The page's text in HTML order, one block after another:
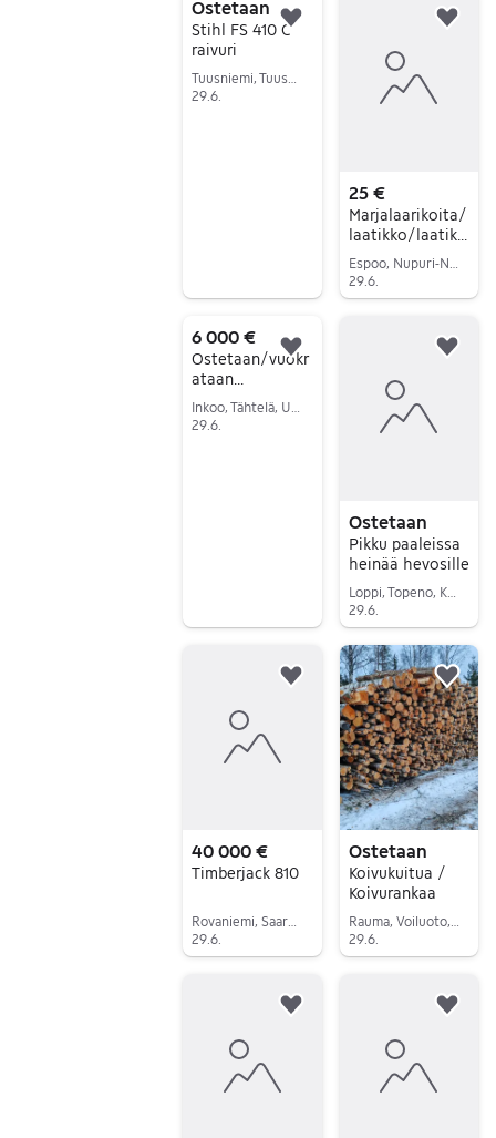
Ostetaan
Stihl FS 410 C
raivuri
29.6.
25 €
Marjalaarikoita/
laatikko/laatiko
ita
29.6.
6 000 €
Ostetaan/vuokr
ataan
piennarmurskain
tai
29.6.
Lisää suosikiksi.
Ostetaan
Pikku paaleissa
heinää hevosille
Loppi, Topeno, Kanta-Häme
29.6.
40 000 €
Timberjack 810
29.6.
Lisää suosikiksi.
Ostetaan
Koivukuitua /
Koivurankaa
29.6.